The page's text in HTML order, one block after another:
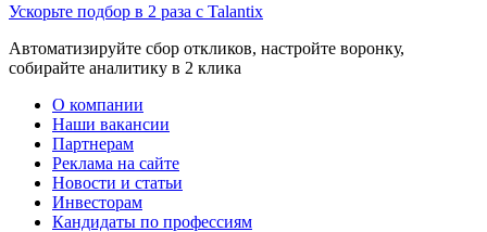
Ускорьте подбор в 2 раза с Talantix
Автоматизируйте сбор откликов, настройте воронку,
собирайте аналитику в 2 клика
О компании
Наши вакансии
Партнерам
Реклама на сайте
Новости и статьи
Инвесторам
Кандидаты по профессиям